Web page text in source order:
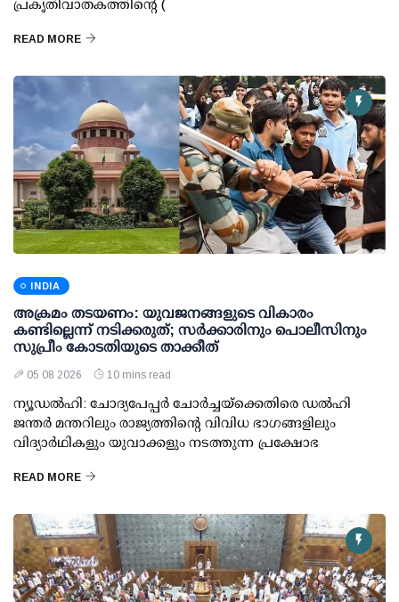
പ്രകൃതിവാതകത്തിന്റെ (
READ MORE
INDIA
അക്രമം തടയണം: യുവജനങ്ങളുടെ വികാരം
കണ്ടില്ലെന്ന് നടിക്കരുത്; സര്‍ക്കാരിനും പൊലീസിനും
സുപ്രീം കോടതിയുടെ താക്കീത്
05 08 2026 10 mins read
ന്യൂഡല്‍ഹി: ചോദ്യപേപ്പര്‍ ചോര്‍ച്ചയ്ക്കെതിരെ ഡല്‍ഹി
ജന്തര്‍ മന്തറിലും രാജ്യത്തിന്റെ വിവിധ ഭാഗങ്ങളിലും
വിദ്യാര്‍ഥികളും യുവാക്കളും നടത്തുന്ന പ്രക്ഷോഭ
READ MORE